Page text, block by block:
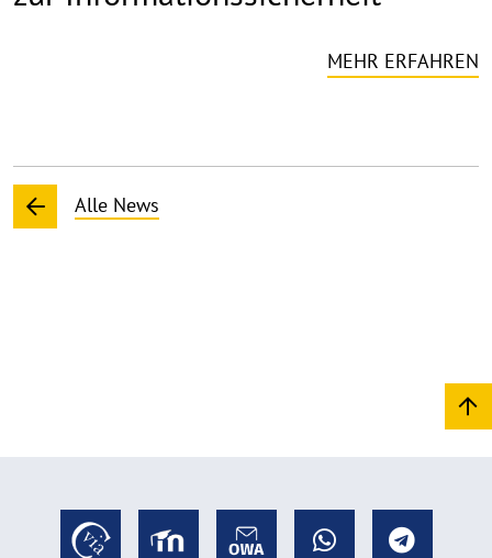
MEHR ERFAHREN
Alle News